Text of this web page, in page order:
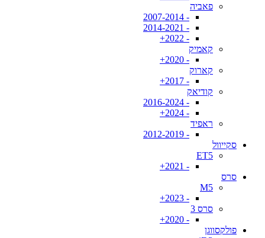
פאביה
- 2007-2014
- 2014-2021
- 2022+
קאמיק
- 2020+
קארוק
- 2017+
קודיאק
- 2016-2024
- 2024+
ראפיד
- 2012-2019
סקייוול
ET5
- 2021+
סרס
M5
- 2023+
סרס 3
- 2020+
פולקסווגן